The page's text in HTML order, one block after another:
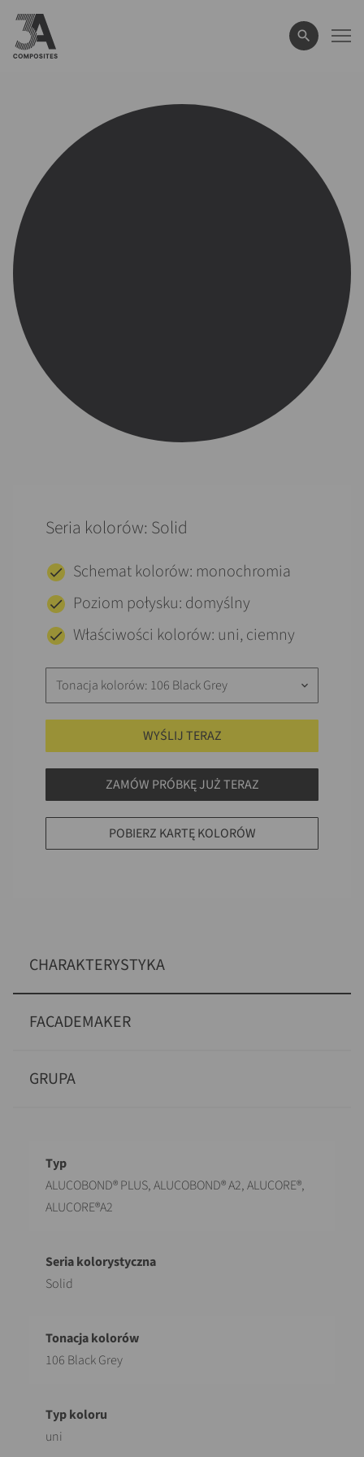
wyszukiwane
hasło
Seria kolorów: Solid
Schemat kolorów: monochromia
Poziom połysku: domyślny
Właściwości kolorów: uni, ciemny
Tonacja kolorów: 106 Black Grey keyboard_arrow_down
WYŚLIJ TERAZ
ZAMÓW PRÓBKĘ JUŻ TERAZ
POBIERZ KARTĘ KOLORÓW
CHARAKTERYSTYKA
FACADEMAKER
GRUPA
Opis
ALUCOBOND® PLUS, ALUCOBOND® A2, ALUCORE®,
ALUCORE®A2
Solid
106 Black Grey
uni